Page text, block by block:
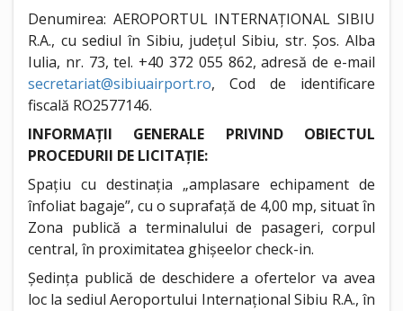
Denumirea: AEROPORTUL INTERNAȚIONAL SIBIU
R.A., cu sediul în Sibiu, județul Sibiu, str. Șos. Alba
Iulia, nr. 73, tel. +40 372 055 862, adresă de e-mail
secretariat@sibiuairport.ro, Cod de identificare
fiscală RO2577146.
INFORMAȚII GENERALE PRIVIND OBIECTUL
PROCEDURII DE LICITAȚIE:
Spațiu cu destinația „amplasare echipament de
înfoliat bagaje”, cu o suprafață de 4,00 mp, situat în
Zona publică a terminalului de pasageri, corpul
central, în proximitatea ghișeelor check-in.
Ședința publică de deschidere a ofertelor va avea
loc la sediul Aeroportului Internațional Sibiu R.A., în